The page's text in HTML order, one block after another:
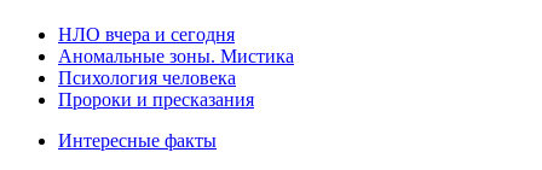
НЛО вчера и сегодня
Аномальные зоны. Мистика
Психология человека
Пророки и пресказания
Интересные факты